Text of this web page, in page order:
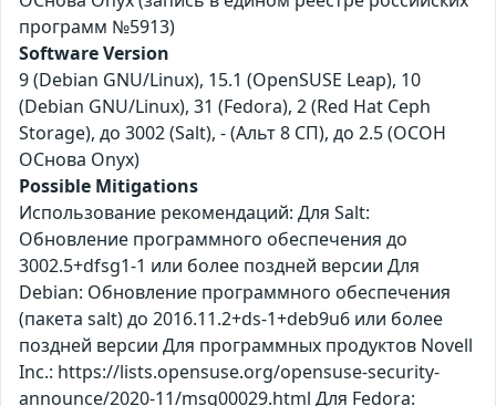
программ №5913)
Software Version
9 (Debian GNU/Linux), 15.1 (OpenSUSE Leap), 10
(Debian GNU/Linux), 31 (Fedora), 2 (Red Hat Ceph
Storage), до 3002 (Salt), - (Альт 8 СП), до 2.5 (ОСОН
ОСнова Оnyx)
Possible Mitigations
Использование рекомендаций: Для Salt:
Обновление программного обеспечения до
3002.5+dfsg1-1 или более поздней версии Для
Debian: Обновление программного обеспечения
(пакета salt) до 2016.11.2+ds-1+deb9u6 или более
поздней версии Для программных продуктов Novell
Inc.: https://lists.opensuse.org/opensuse-security-
announce/2020-11/msg00029.html Для Fedora: